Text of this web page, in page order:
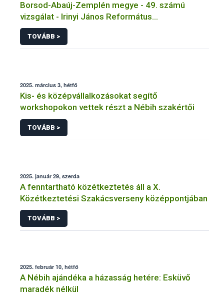
Borsod-Abaúj-Zemplén megye - 49. számú
vizsgálat - Irinyi János Református
Szakgimnázium, Szakközépiskola és Diákotthon
Tálalókonyha
TOVÁBB >
2025. március 3, hétfő
Kis- és középvállalkozásokat segítő
workshopokon vettek részt a Nébih szakértői
TOVÁBB >
2025. január 29, szerda
A fenntartható közétkeztetés áll a X.
Közétkeztetési Szakácsverseny középpontjában
TOVÁBB >
2025. február 10, hétfő
A Nébih ajándéka a házasság hetére: Esküvő
maradék nélkül